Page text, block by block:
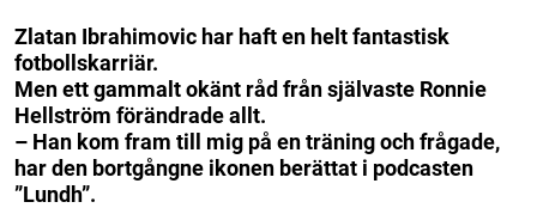
Zlatan Ibrahimovic har haft en helt fantastisk
fotbollskarriär.
Men ett gammalt okänt råd från självaste Ronnie
Hellström förändrade allt.
– Han kom fram till mig på en träning och frågade,
har den bortgångne ikonen berättat i podcasten
”Lundh”.